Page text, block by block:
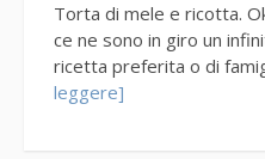
Torta di mele e ricotta.
ce ne sono in giro un
ricetta preferita o di
leggere]